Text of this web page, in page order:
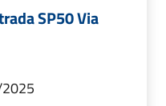
SP50 Via